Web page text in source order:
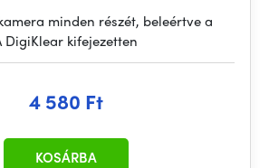
minden részét, beleértve a
DigiKlear kifejezetten
4 580 Ft
KOSÁRBA